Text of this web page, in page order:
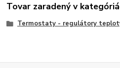
Tovar zaradený v
Termostaty - regulátory